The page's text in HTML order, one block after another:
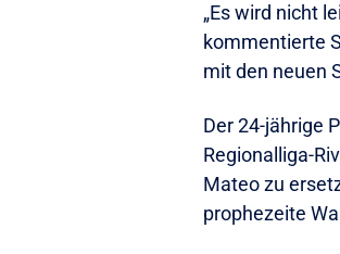
„Es wird nicht
kommentierte
mit den neuen
Der 24-jährige
Regionalliga-
Mateo zu
prophezeite